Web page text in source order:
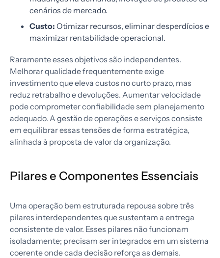
cenários de mercado.
Custo: Otimizar recursos, eliminar desperdícios e
maximizar rentabilidade operacional.
Raramente esses objetivos são independentes.
Melhorar qualidade frequentemente exige
investimento que eleva custos no curto prazo, mas
reduz retrabalho e devoluções. Aumentar velocidade
pode comprometer confiabilidade sem planejamento
adequado. A gestão de operações e serviços consiste
em equilibrar essas tensões de forma estratégica,
alinhada à proposta de valor da organização.
Pilares e Componentes Essenciais
Uma operação bem estruturada repousa sobre três
pilares interdependentes que sustentam a entrega
consistente de valor. Esses pilares não funcionam
isoladamente; precisam ser integrados em um sistema
coerente onde cada decisão reforça as demais.